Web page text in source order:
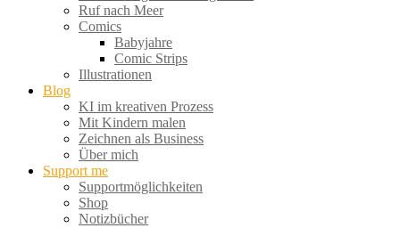
Ruf nach Meer
Comics
Babyjahre
Comic Strips
Illustrationen
Blog
KI im kreativen Prozess
Mit Kindern malen
Zeichnen als Business
Über mich
Support me
Supportmöglichkeiten
Shop
Notizbücher